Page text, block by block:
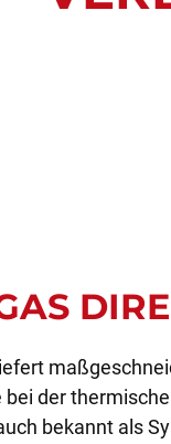
bei der
bekannt als